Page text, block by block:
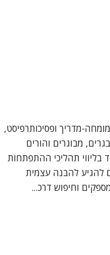
מדריך ופסיכותרפיסט,
מבוגרים והורים
בליווי תהליכי ההתפתחות
להגיע להבנה עצמית
וחיפוש דרכ...